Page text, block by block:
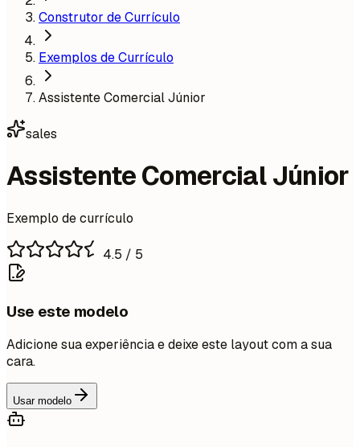
Construtor de Currículo
Exemplos de Currículo
Assistente Comercial Júnior
sales
Assistente Comercial Júnior
Exemplo de currículo
4.5 / 5
Use este modelo
Adicione sua experiência e deixe este layout com a sua
cara.
Usar modelo